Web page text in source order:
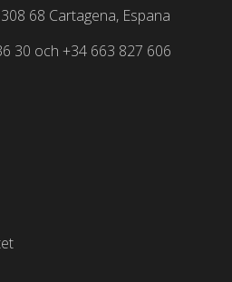
68 Cartagena, Espana
30 och +34 663 827 606